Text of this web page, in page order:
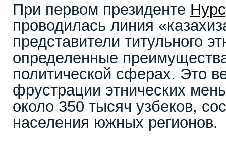
При первом президенте
проводилась линия
представители титульного
определенные
политической сферах. Это
фрустрации этнических
около 350 тысяч узбеков,
населения южных регионов.